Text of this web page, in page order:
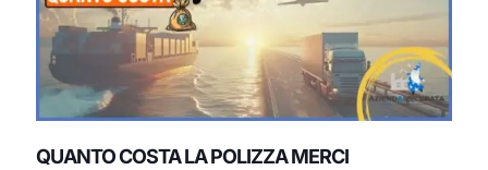
QUANTO COSTA LA POLIZZA MERCI